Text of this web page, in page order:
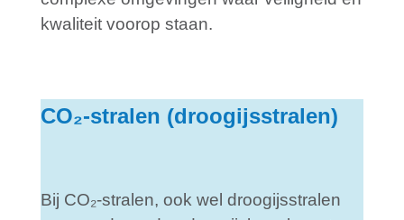
kwaliteit voorop staan.
CO₂-stralen (droogijsstralen)
Bij CO₂-stralen, ook wel droogijsstralen